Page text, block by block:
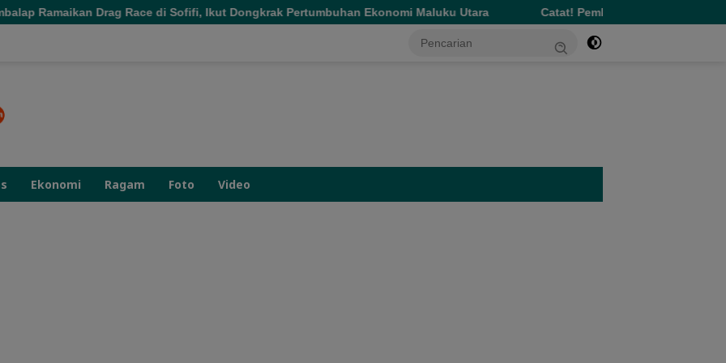
Drag Race di Sofifi, Ikut Dongkrak Pertumbuhan Ekonomi Maluku Utara Catat! Pemkot Ternate Hapus Denda Pajak
Ekonomi Ragam Foto Video